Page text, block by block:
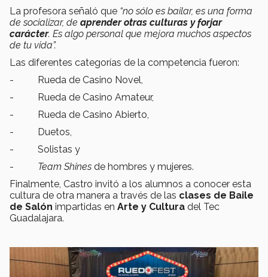
La profesora señaló que “no sólo es bailar, es una forma
de socializar, de aprender otras culturas y forjar
carácter. Es algo personal que mejora muchos aspectos
de tu vida”.
Las diferentes categorías de la competencia fueron:
- Rueda de Casino Novel,
- Rueda de Casino Amateur,
- Rueda de Casino Abierto,
- Duetos,
- Solistas y
- Team Shines de hombres y mujeres.
Finalmente, Castro invitó a los alumnos a conocer esta
cultura de otra manera a través de las clases de Baile
de Salón impartidas en Arte y Cultura del Tec
Guadalajara.